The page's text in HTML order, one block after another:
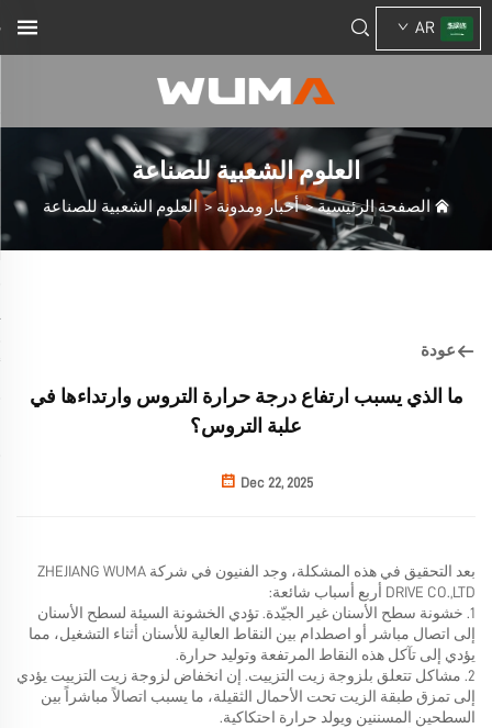
AR
العلوم الشعبية للصناعة
الصفحة الرئيسية>أخبار ومدونة >العلوم الشعبية للصناعة
عودة
ما الذي يسبب ارتفاع درجة حرارة التروس وارتداءها في
علبة التروس؟
Dec 22, 2025
بعد التحقيق في هذه المشكلة، وجد الفنيون في شركة ZHEJIANG WUMA
DRIVE CO.,LTD أربع أسباب شائعة:
1. خشونة سطح الأسنان غير الجيّدة. تؤدي الخشونة السيئة لسطح الأسنان
إلى اتصال مباشر أو اصطدام بين النقاط العالية للأسنان أثناء التشغيل، مما
يؤدي إلى تآكل هذه النقاط المرتفعة وتوليد حرارة.
2. مشاكل تتعلق بلزوجة زيت التزييت. إن انخفاض لزوجة زيت التزييت يؤدي
إلى تمزق طبقة الزيت تحت الأحمال الثقيلة، ما يسبب اتصالاً مباشراً بين
السطحين المسننين ويولد حرارة احتكاكية.